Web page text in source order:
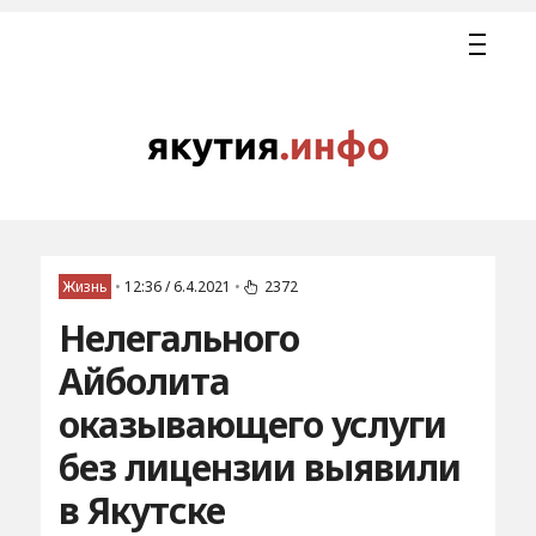
Жизнь • 12:36 / 6.4.2021 • 2372
Нелегального
Айболита
оказывающего услуги
без лицензии выявили
в Якутске